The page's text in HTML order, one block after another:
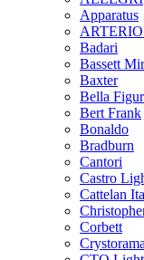
Apparatus
Badari
Bassett
Baxter
Bella
Bert Frank
Bonaldo
Bradburn
Cantori
Castro
Cattelan
Corbett
Crystorama